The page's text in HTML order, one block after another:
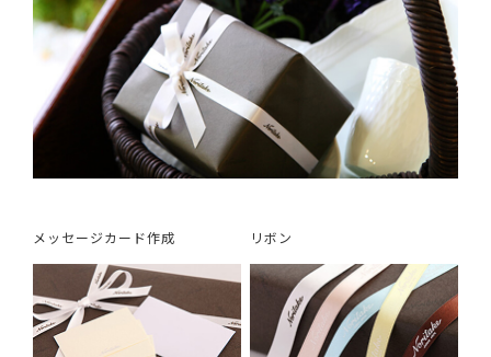
メッセージカード作成 リボン